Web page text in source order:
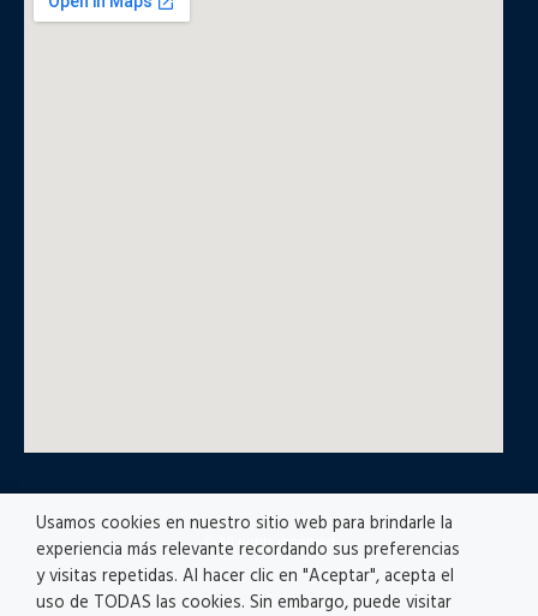
© All rights reserved
Usamos cookies en nuestro sitio web para brindarle la
experiencia más relevante recordando sus preferencias
y visitas repetidas. Al hacer clic en "Aceptar", acepta el
uso de TODAS las cookies. Sin embargo, puede visitar